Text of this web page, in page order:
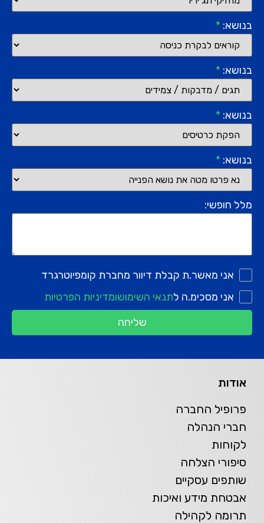
בנושא: *
בנושא: *
בנושא: *
בנושא: *
מלל חופשי:
אני מאשר.ת קבלת דיוור מחברת קומפיוטרגרד
אני מסכימ.ה לתנאי השימושומדיניות הפרטיות
שליחה
אודות
פרופיל החברה
חברי הנהלה
לקוחות
סיפורי הצלחה
שותפים עסקיים
אבטחת מידע ואיכות
תרומה לקהילה